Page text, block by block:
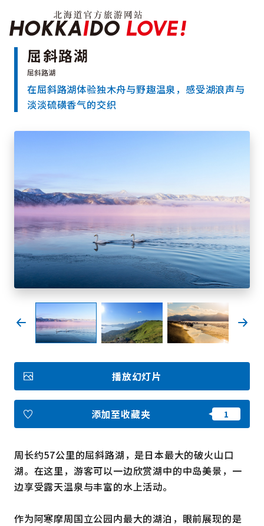
特辑
旅游景点
温泉
推荐行程
北海道简介
按旅游主题搜索
享受雨天
七个国立公园
邂逅美景
基础知识
收藏
Face
book
Insta
gram
YouT
ube
Insta
gram
Face
book
图库影集
视频
旅游手册
使用条款
关于我们
链接
语言
屈斜路湖
在屈斜路湖体验独木舟与野趣温泉，感受湖浪声与
淡淡硫磺香气的交织
周长约57公里的屈斜路湖，是日本最大的破火山口
湖。在这里，游客可以一边欣赏湖中的中岛美景，一
边享受露天温泉与丰富的水上活动。
作为阿寒摩周国立公园内最大的湖泊，眼前展现的是
播放幻灯片
添加至收藏夹